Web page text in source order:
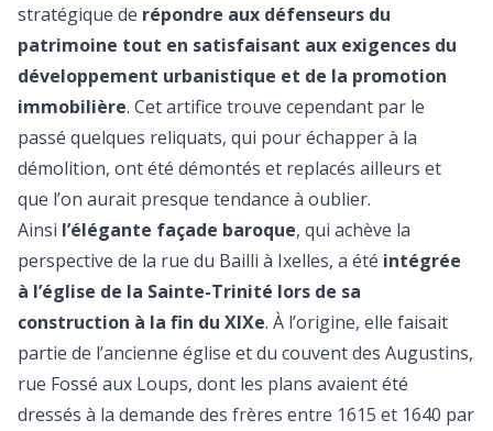
stratégique de répondre aux défenseurs du
patrimoine tout en satisfaisant aux exigences du
développement urbanistique et de la promotion
immobilière. Cet artifice trouve cependant par le
passé quelques reliquats, qui pour échapper à la
démolition, ont été démontés et replacés ailleurs et
que l’on aurait presque tendance à oublier.
Ainsi l’élégante façade baroque, qui achève la
perspective de la rue du Bailli à Ixelles, a été intégrée
à l’église de la Sainte-Trinité lors de sa
construction à la fin du XIXe. À l’origine, elle faisait
partie de l’ancienne église et du couvent des Augustins,
rue Fossé aux Loups, dont les plans avaient été
dressés à la demande des frères entre 1615 et 1640 par